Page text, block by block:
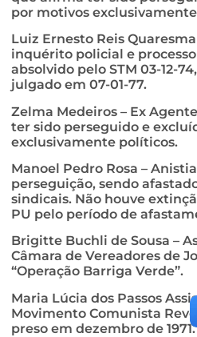
por motivos
Luiz Ernesto Reis
inquérito policial e
absolvido pelo STM 03-12-
julgado em 07-01-77.
Zelma Medeiros – Ex
ter sido perseguido e
exclusivamente políticos.
Manoel Pedro Rosa –
perseguição, sendo
sindicais. Não houve
PU pelo período de
Brigitte Buchli de Sousa –
Câmara de Vereadores de
“Operação Barriga Verde”.
Maria Lúcia dos Passos
Movimento Comunista
preso em dezembro de 1971.